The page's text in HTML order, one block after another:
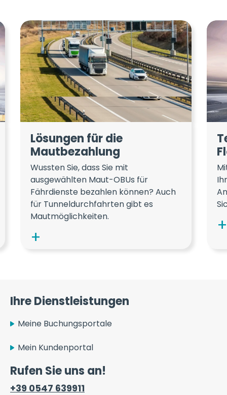
Lösungen für die
Mautbezahlung
Wussten Sie, dass Sie mit
ausgewählten Maut-OBUs für
Fährdienste bezahlen können? Auch
für Tunneldurchfahrten gibt es
Mautmöglichkeiten.
Ihre Dienstleistungen
Meine Buchungsportale
Mein Kundenportal
Rufen Sie uns an!
+39 0547 639911